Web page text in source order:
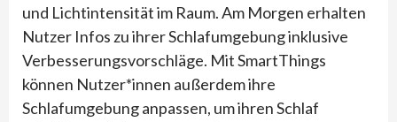
und Lichtintensität im Raum. Am Morgen erhalten
Nutzer Infos zu ihrer Schlafumgebung inklusive
Verbesserungsvorschläge. Mit SmartThings
können Nutzer*innen außerdem ihre
Schlafumgebung anpassen, um ihren Schlaf